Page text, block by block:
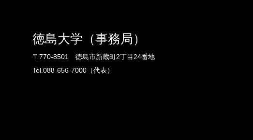
徳島大学（事務局）
〒770-8501 徳島市新蔵町2丁目24番地
Tel.088-656-7000（代表）